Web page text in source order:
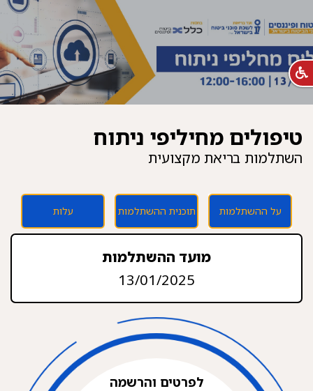
טיפולים מחיליפי ניתוח
השתלמות בריאת מקצועית
על ההשתלמות תוכנית ההשתלמות עלות
מועד ההשתלמות
13/01/2025
לפרטים והרשמה